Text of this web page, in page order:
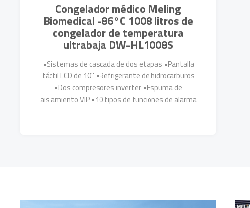
Congelador médico Meling
Biomedical -86°C 1008 litros de
congelador de temperatura
ultrabaja DW-HL1008S
•Sistemas de cascada de dos etapas •Pantalla
táctil LCD de 10'' •Refrigerante de hidrocarburos
•Dos compresores inverter •Espuma de
aislamiento VIP •10 tipos de funciones de alarma